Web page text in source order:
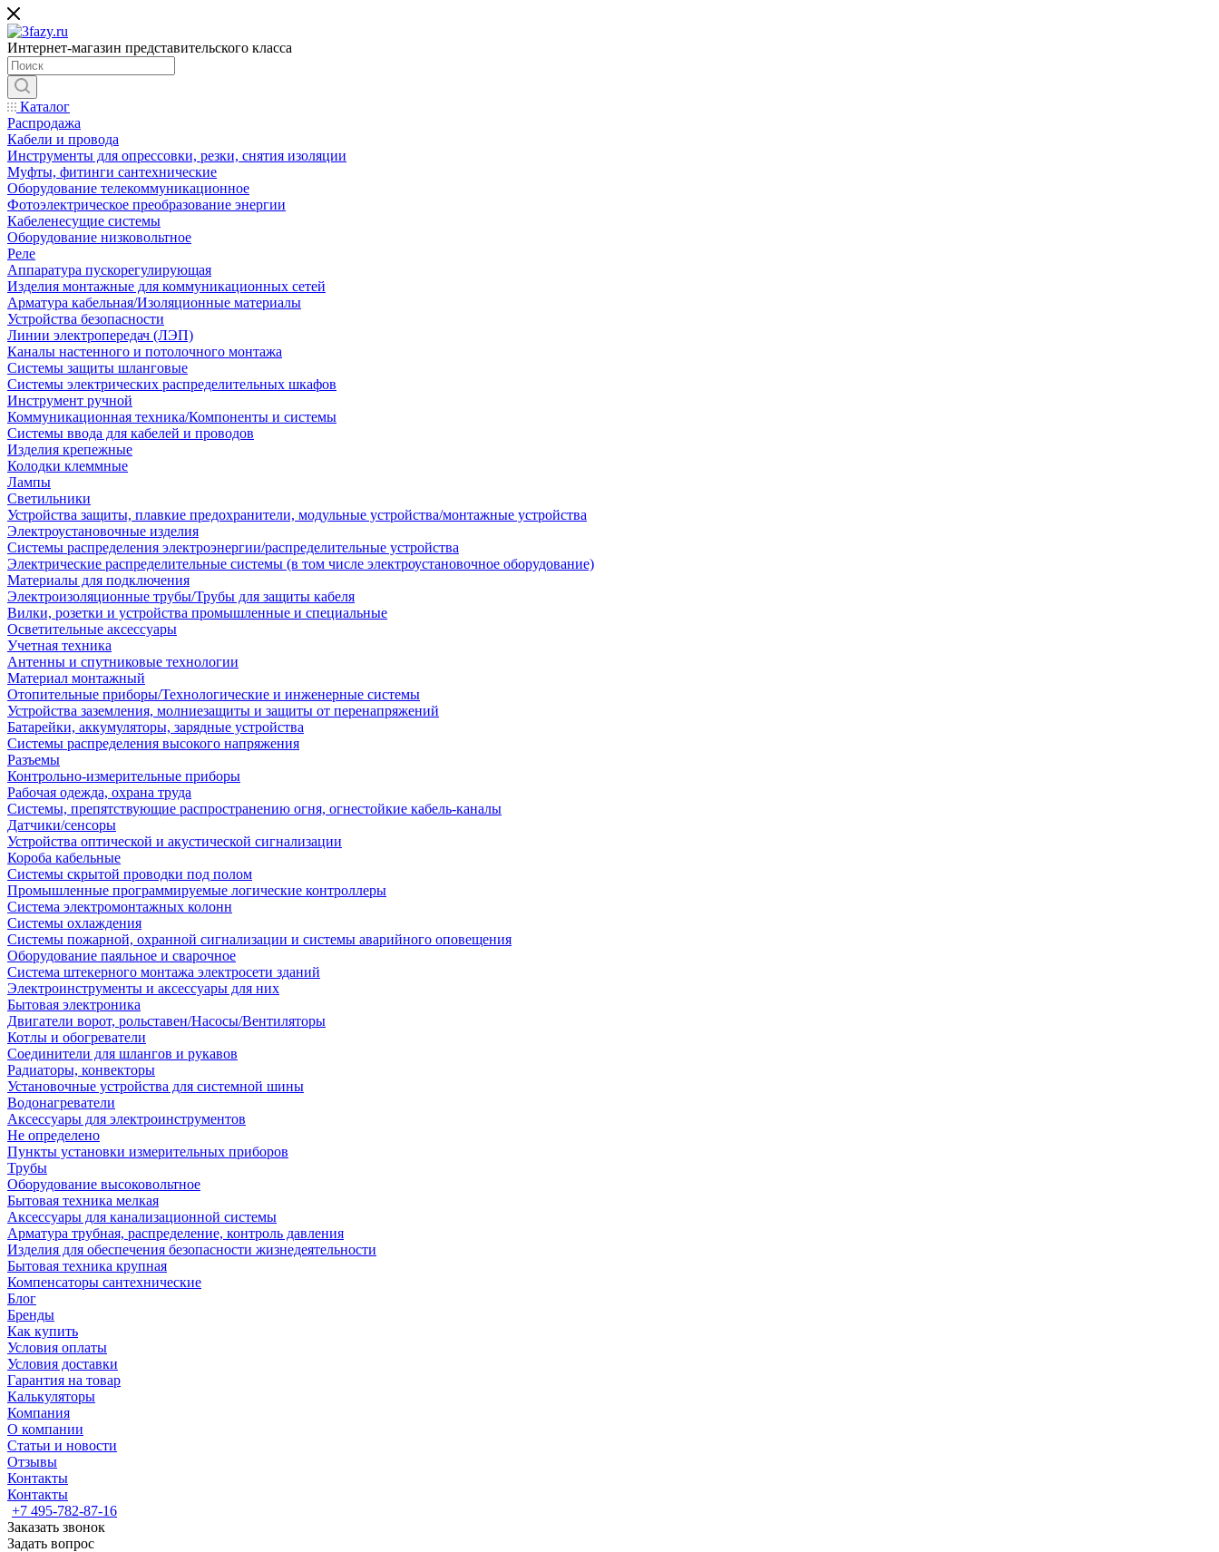
Интернет-магазин представительского класса
Каталог
Распродажа
Кабели и провода
Инструменты для опрессовки, резки, снятия изоляции
Муфты, фитинги сантехнические
Оборудование телекоммуникационное
Фотоэлектрическое преобразование энергии
Кабеленесущие системы
Оборудование низковольтное
Реле
Аппаратура пускорегулирующая
Изделия монтажные для коммуникационных сетей
Арматура кабельная/Изоляционные материалы
Устройства безопасности
Линии электропередач (ЛЭП)
Каналы настенного и потолочного монтажа
Системы защиты шланговые
Системы электрических распределительных шкафов
Инструмент ручной
Коммуникационная техника/Компоненты и системы
Системы ввода для кабелей и проводов
Изделия крепежные
Колодки клеммные
Лампы
Светильники
Устройства защиты, плавкие предохранители, модульные устройства/монтажные устройства
Электроустановочные изделия
Системы распределения электроэнергии/распределительные устройства
Электрические распределительные системы (в том числе электроустановочное оборудование)
Материалы для подключения
Электроизоляционные трубы/Трубы для защиты кабеля
Вилки, розетки и устройства промышленные и специальные
Осветительные аксессуары
Учетная техника
Антенны и спутниковые технологии
Материал монтажный
Отопительные приборы/Технологические и инженерные системы
Устройства заземления, молниезащиты и защиты от перенапряжений
Батарейки, аккумуляторы, зарядные устройства
Системы распределения высокого напряжения
Разъемы
Контрольно-измерительные приборы
Рабочая одежда, охрана труда
Системы, препятствующие распространению огня, огнестойкие кабель-каналы
Датчики/сенсоры
Устройства оптической и акустической сигнализации
Короба кабельные
Системы скрытой проводки под полом
Промышленные программируемые логические контроллеры
Система электромонтажных колонн
Системы охлаждения
Системы пожарной, охранной сигнализации и системы аварийного оповещения
Оборудование паяльное и сварочное
Система штекерного монтажа электросети зданий
Электроинструменты и аксессуары для них
Бытовая электроника
Двигатели ворот, рольставен/Насосы/Вентиляторы
Котлы и обогреватели
Соединители для шлангов и рукавов
Радиаторы, конвекторы
Установочные устройства для системной шины
Водонагреватели
Аксессуары для электроинструментов
Не определено
Пункты установки измерительных приборов
Трубы
Оборудование высоковольтное
Бытовая техника мелкая
Аксессуары для канализационной системы
Арматура трубная, распределение, контроль давления
Изделия для обеспечения безопасности жизнедеятельности
Бытовая техника крупная
Компенсаторы сантехнические
Блог
Бренды
Как купить
Условия оплаты
Условия доставки
Гарантия на товар
Калькуляторы
Компания
О компании
Статьи и новости
Отзывы
Контакты
Контакты
+7 495-782-87-16
Заказать звонок
Задать вопрос